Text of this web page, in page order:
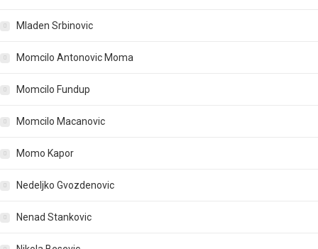
Mladen Srbinovic
Momcilo Antonovic Moma
Momcilo Fundup
Momcilo Macanovic
Momo Kapor
Nedeljko Gvozdenovic
Nenad Stankovic